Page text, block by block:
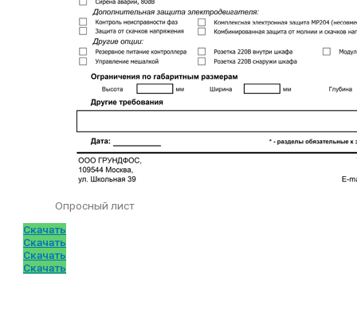
Опросный лист
Скачать
Скачать
Скачать
Скачать